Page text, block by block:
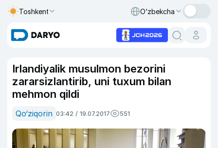
Toshkent O‘zbekcha
Irlandiyalik musulmon bezorini
zararsizlantirib, uni tuxum bilan
mehmon qildi
Qo‘ziqorin 03:42 / 19.07.2017 551